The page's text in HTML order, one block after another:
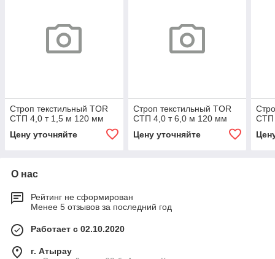
Строп текстильный TOR
СТП 4,0 т 1,5 м 120 мм
Цену уточняйте
Строп текстильный TOR
СТП 4,0 т 6,0 м 120 мм
Цену уточняйте
СТП
О нас
Рейтинг не сформирован
Менее 5 отзывов за последний год
Работает с 02.10.2020
г. Атырау